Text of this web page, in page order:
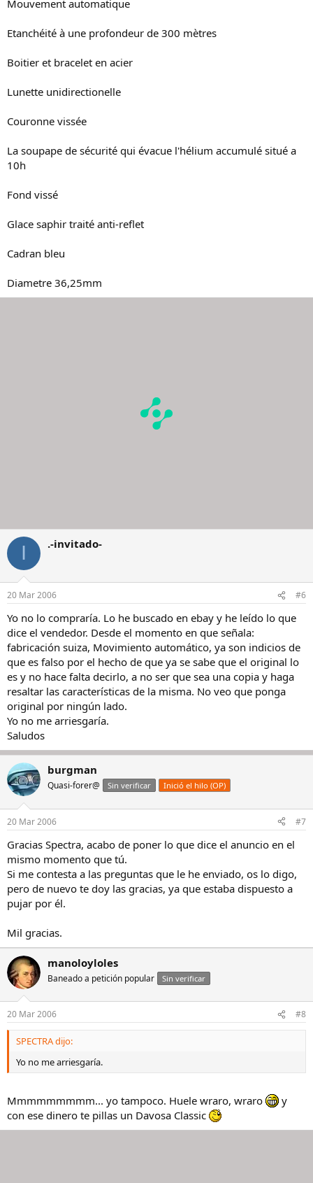
Mouvement automatique
Etanchéité à une profondeur de 300 mètres
Boitier et bracelet en acier
Lunette unidirectionelle
Couronne vissée
La soupape de sécurité qui évacue l'hélium accumulé situé a
10h
Fond vissé
Glace saphir traité anti-reflet
Cadran bleu
Diametre 36,25mm
I .-invitado-
20 Mar 2006 #6
Yo no lo compraría. Lo he buscado en ebay y he leído lo que
dice el vendedor. Desde el momento en que señala:
fabricación suiza, Movimiento automático, ya son indicios de
que es falso por el hecho de que ya se sabe que el original lo
es y no hace falta decirlo, a no ser que sea una copia y haga
resaltar las características de la misma. No veo que ponga
original por ningún lado.
Yo no me arriesgaría.
Saludos
burgman
Quasi-forer@ Sin verificar Inició el hilo (OP)
20 Mar 2006 #7
Gracias Spectra, acabo de poner lo que dice el anuncio en el
mismo momento que tú.
Si me contesta a las preguntas que le he enviado, os lo digo,
pero de nuevo te doy las gracias, ya que estaba dispuesto a
pujar por él.
Mil gracias.
manoloyloles
Baneado a petición popular Sin verificar
20 Mar 2006 #8
SPECTRA dijo:
Yo no me arriesgaría.
Mmmmmmmmm... yo tampoco. Huele wraro, wraro
y
con ese dinero te pillas un Davosa Classic